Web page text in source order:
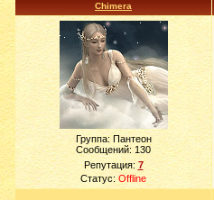
Chimera
Группа: Пантеон
Сообщений: 130
Репутация:7
Статус: Offline